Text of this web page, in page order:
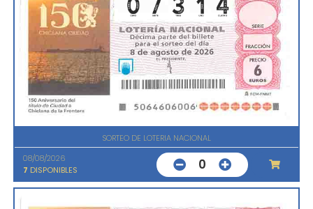
SORTEO DE LOTERIA NACIONAL
08/08/2026
7 DISPONIBLES 0